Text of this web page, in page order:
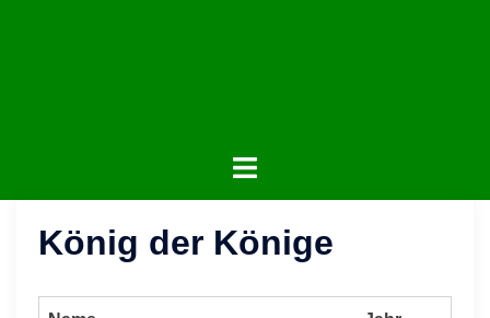
Menü
König der Könige